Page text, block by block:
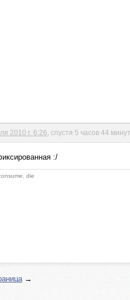
2010 г. 6:26 , спустя 5 часов 44
:/
die
→